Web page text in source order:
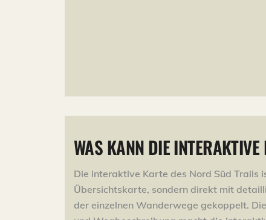
WAS KANN DIE
Die interaktive Karte des Nord Süd Trails
Übersichtskarte, sondern direkt mit
der einzelnen Wanderwege gekoppelt.